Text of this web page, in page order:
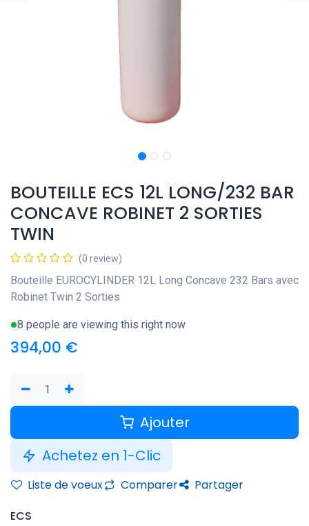
BOUTEILLE ECS 12L LONG/232 BAR
CONCAVE ROBINET 2 SORTIES
TWIN
(0 review)
Bouteille EUROCYLINDER 12L Long Concave 232 Bars avec
Robinet Twin 2 Sorties
8 people are viewing this right now
394,00 €
Ajouter
Achetez en 1-Clic
Liste de voeux Comparer
Partager
ECS